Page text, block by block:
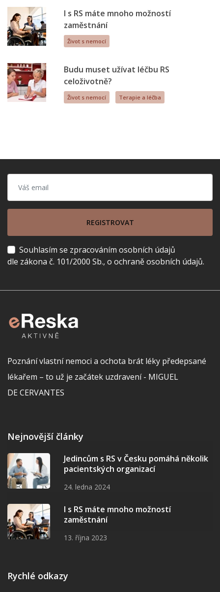
I s RS máte mnoho možností
zaměstnání
Život s nemocí
Budu muset užívat léčbu RS
celoživotně?
Život s nemocí Terapie a léčba
REGISTROVAT
Souhlasím se zpracováním osobních údajů
dle zákona č. 101/2000 Sb., o ochraně osobních údajů.
Poznání vlastní nemoci a ochota brát léky předepsané
lékařem – to už je začátek uzdravení - MIGUEL
DE CERVANTES
Nejnovější články
Jedincům s RS v Česku pomáhá několik
pacientských organizací
24. ledna 2024
I s RS máte mnoho možností
zaměstnání
13. října 2023
Rychlé odkazy